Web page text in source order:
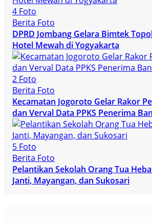
4 Foto
Berita Foto
DPRD Jombang Gelara Bimtek
Hotel Mewah di Yogyakarta
2 Foto
Berita Foto
Kecamatan Jogoroto Gelar Rakor
dan Verval Data PPKS Penerima
5 Foto
Berita Foto
Pelantikan Sekolah Orang Tua
Janti, Mayangan, dan Sukosari